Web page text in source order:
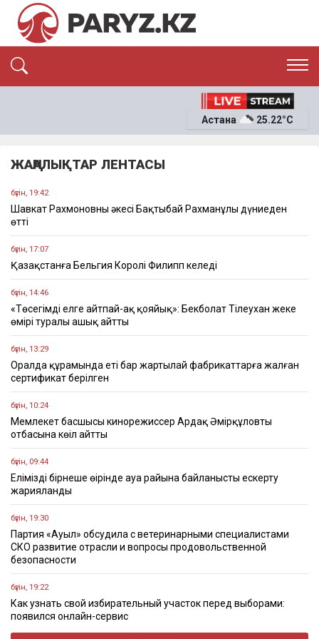
ЭКОНОМИКА
ОҚИҒА
Астана 25.22°C
ЖАҢАЛЫҚТАР ЛЕНТАСЫ
бүгін, 19:42
Шавкат Рахмоновның әкесі Бақтыбай Рахманұлы дүниеден
өтті
бүгін, 17:07
Қазақстанға Бельгия Королі Филипп келеді
бүгін, 14:46
«Төсегімді елге айтпай-ақ қояйық»: Бекболат Тілеухан жеке
өмірі туралы ашық айтты
бүгін, 13:29
Оралда құрамында еті бар жартылай фабрикаттарға жалған
сертификат берілген
бүгін, 10:24
Мемлекет басшысы кинорежиссер Ардақ Әмірқұловтың
отбасына көңіл айтты
бүгін, 09:44
Еліміздің бірнеше өңірінде ауа райына байланысты ескерту
жарияланды
бүгін, 19:30
Партия «Ауыл» обсудила с ветеринарными специалистами
СКО развитие отрасли и вопросы продовольственной
безопасности
бүгін, 19:22
Как узнать свой избирательный участок перед выборами:
появился онлайн-сервис